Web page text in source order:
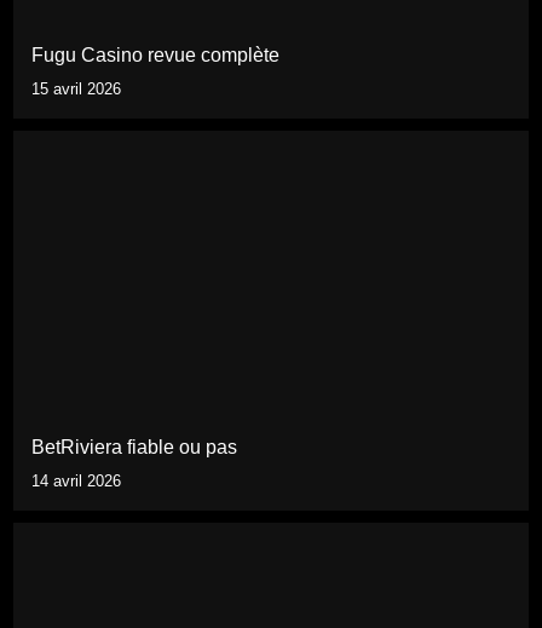
Fugu Casino revue complète
15 avril 2026
BetRiviera fiable ou pas
14 avril 2026